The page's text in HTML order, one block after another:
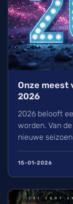
Onze meest
2026
2026 belooft
worden. Van
nieuwe
15-01-2026